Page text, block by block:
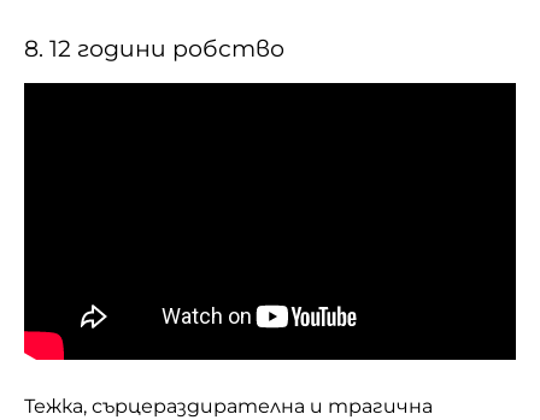
8. 12 години робство
Тежка, сърцераздирателна и трагична